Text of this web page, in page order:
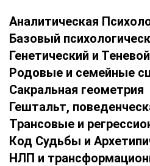
Аналитическая
Базовый
Генетический и
Родовые и семейные
Сакральная геометрия
Гештальт,
Трансовые и
Код Судьбы и
НЛП и